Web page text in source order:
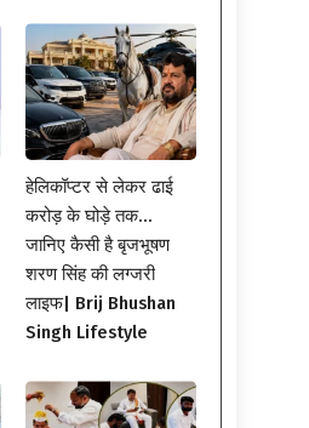
हेलिकॉप्टर से लेकर ढाई
करोड़ के घोड़े तक…
जानिए कैसी है बृजभूषण
शरण सिंह की लग्जरी
लाइफ| Brij Bhushan
Singh Lifestyle